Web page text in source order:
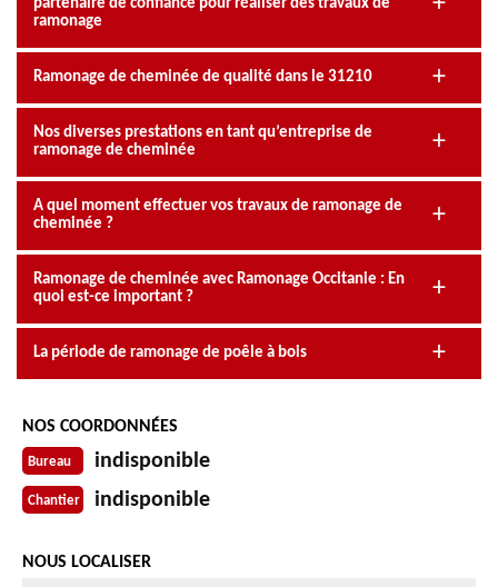
partenaire de confiance pour réaliser des travaux de
ramonage
Ramonage de cheminée de qualité dans le 31210
Nos diverses prestations en tant qu’entreprise de
ramonage de cheminée
A quel moment effectuer vos travaux de ramonage de
cheminée ?
Ramonage de cheminée avec Ramonage Occitanie : En
quoi est-ce important ?
La période de ramonage de poêle à bois
NOS COORDONNÉES
Bureau indisponible
Chantier indisponible
NOUS LOCALISER